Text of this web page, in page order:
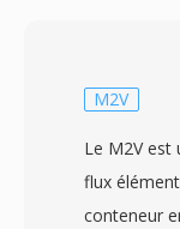
M2V
Le M2V est
flux
conteneur